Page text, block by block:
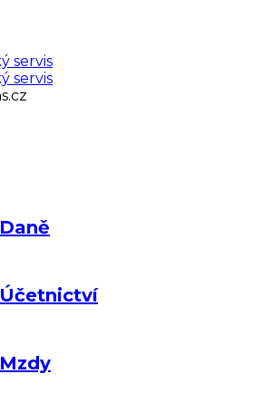
Daně
Účetnictví
Mzdy